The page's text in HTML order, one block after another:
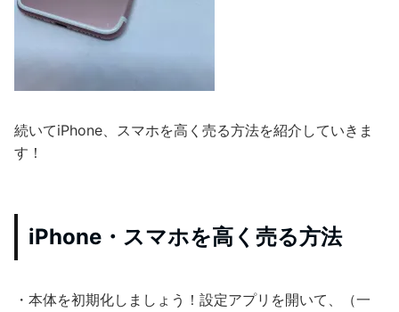
続いてiPhone、スマホを高く売る方法を紹介していきま
す！
iPhone・スマホを高く売る方法
・本体を初期化しましょう！設定アプリを開いて、（一